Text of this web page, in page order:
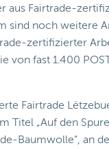
aus Fairtrade-
sind noch weitere
zertifizierter
von fast 1.400
Fairtrade
Titel „Auf den
Baumwolle“, an